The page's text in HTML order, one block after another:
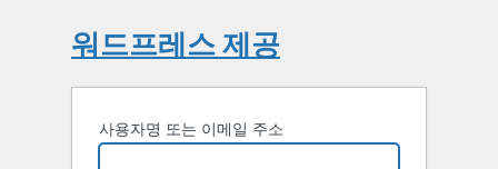
워드프레스 제공
사용자명 또는 이메일 주소